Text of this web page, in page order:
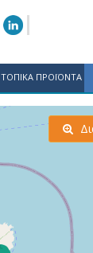
ΤΟΠΙΚΑ ΠΡΟΪΟΝΤΑ